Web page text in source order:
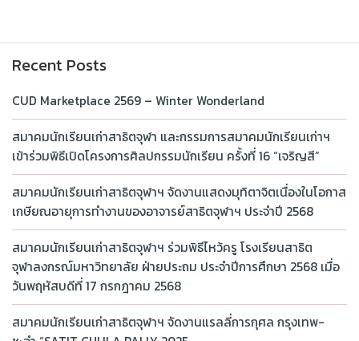
Recent Posts
CUD Marketplace 2569 – Winter Wonderland
สมาคมนักเรียนเก่าสาธิตจุฬา และกรรมการสมาคมนักเรียนเก่าฯ
เข้าร่วมพิธีเปิดโครงการศิลปกรรมนักเรียน ครั้งที่ 16 “เจริญสี”
สมาคมนักเรียนเก่าสาธิตจุฬาฯ จัดงานแสดงมุทิตาจิตเนื่องในโอกาส
เกษียณอายุการทำงานของอาจารย์สาธิตจุฬาฯ ประจำปี 2568
สมาคมนักเรียนเก่าสาธิตจุฬาฯ ร่วมพิธีไหว้ครู โรงเรียนสาธิต
จุฬาลงกรณ์มหาวิทยาลัย ฝ่ายประถม ประจำปีการศึกษา 2568 เมื่อ
วันพฤหัสบดีที่ 17 กรกฎาคม 2568
สมาคมนักเรียนเก่าสาธิตจุฬาฯ จัดงานแรลลี่การกุศล กรุงเทพ-